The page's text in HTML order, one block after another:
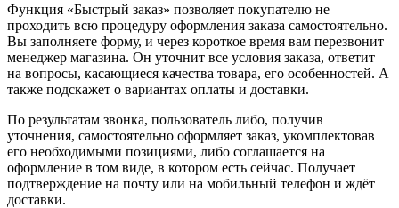
Функция «Быстрый заказ» позволяет покупателю не
проходить всю процедуру оформления заказа самостоятельно.
Вы заполняете форму, и через короткое время вам перезвонит
менеджер магазина. Он уточнит все условия заказа, ответит
на вопросы, касающиеся качества товара, его особенностей. А
также подскажет о вариантах оплаты и доставки.
По результатам звонка, пользователь либо, получив
уточнения, самостоятельно оформляет заказ, укомплектовав
его необходимыми позициями, либо соглашается на
оформление в том виде, в котором есть сейчас. Получает
подтверждение на почту или на мобильный телефон и ждёт
доставки.